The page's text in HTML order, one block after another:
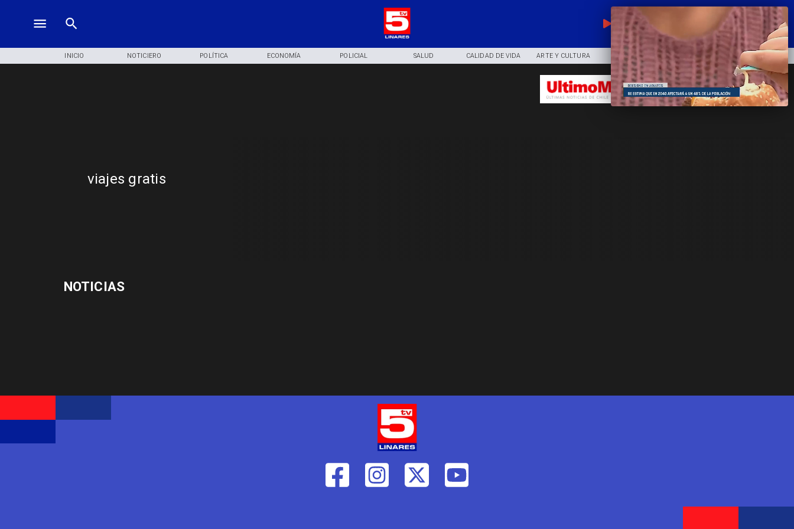
EN VIVO
INICIO NOTICIERO POLÍTICA ECONOMÍA POLICIAL SALUD CALIDAD DE VIDA ARTE Y CULTURA COMUNIDAD DEPORTES
viajes gratis
NOTICIAS